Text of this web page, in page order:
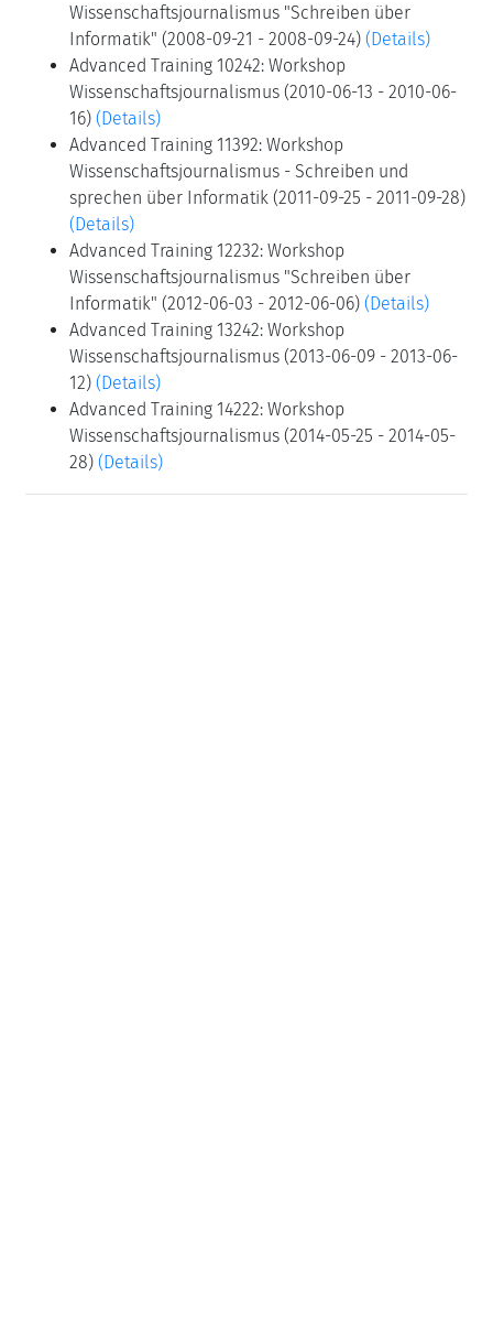
Wissenschaftsjournalismus "Schreiben über
Informatik" (2008-09-21 - 2008-09-24) (Details)
Advanced Training 10242: Workshop
Wissenschaftsjournalismus (2010-06-13 - 2010-06-
16) (Details)
Advanced Training 11392: Workshop
Wissenschaftsjournalismus - Schreiben und
sprechen über Informatik (2011-09-25 - 2011-09-28)
(Details)
Advanced Training 12232: Workshop
Wissenschaftsjournalismus "Schreiben über
Informatik" (2012-06-03 - 2012-06-06) (Details)
Advanced Training 13242: Workshop
Wissenschaftsjournalismus (2013-06-09 - 2013-06-
12) (Details)
Advanced Training 14222: Workshop
Wissenschaftsjournalismus (2014-05-25 - 2014-05-
28) (Details)